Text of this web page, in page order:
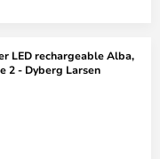
LED rechargeable Alba,
2 - Dyberg Larsen